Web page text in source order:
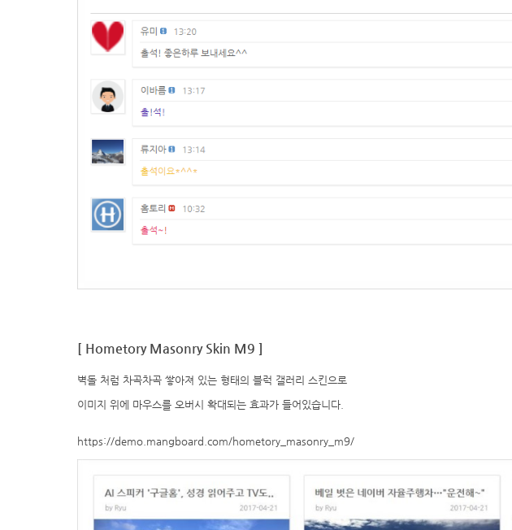
[ Hometory Masonry Skin M9 ]
벽돌 처럼 차곡차곡 쌓아져 있는 형태의 블럭 갤러리 스킨으로
이미지 위에 마우스를 오버시 확대되는 효과가 들어있습니다.
https://demo.mangboard.com/hometory_masonry_m9/